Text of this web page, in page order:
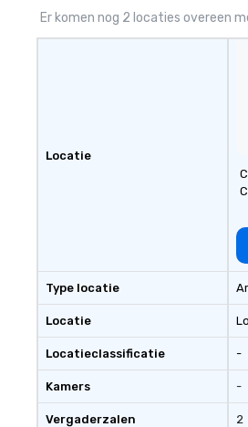
Er komen nog 2 locaties overeen
Locatie
Type locatie
Locatie
Locatieclassificatie
Kamers
Vergaderzalen
-
-
2